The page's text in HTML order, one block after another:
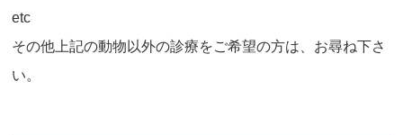
etc
その他上記の動物以外の診療をご希望の⽅は、お尋ね下さ
い。